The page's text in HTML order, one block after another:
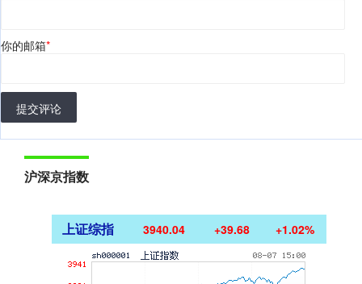
你的邮箱*
提交评论
沪深京指数
上证综指 3940.04 +39.68 +1.02%